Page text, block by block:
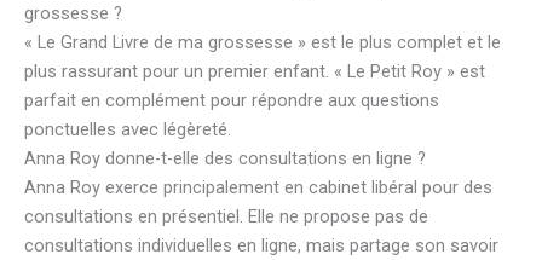
grossesse ?
« Le Grand Livre de ma grossesse » est le plus complet et le
plus rassurant pour un premier enfant. « Le Petit Roy » est
parfait en complément pour répondre aux questions
ponctuelles avec légèreté.
Anna Roy donne-t-elle des consultations en ligne ?
Anna Roy exerce principalement en cabinet libéral pour des
consultations en présentiel. Elle ne propose pas de
consultations individuelles en ligne, mais partage son savoir